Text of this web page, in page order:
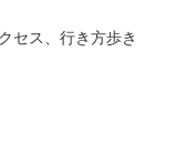
セス、行き方歩き